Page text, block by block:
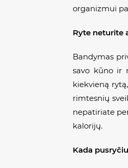
organizmui
Ryte neturite
Bandymas
savo kūno ir
kiekvieną
rimtesnių
nepatiriate
kalorijų.
Kada